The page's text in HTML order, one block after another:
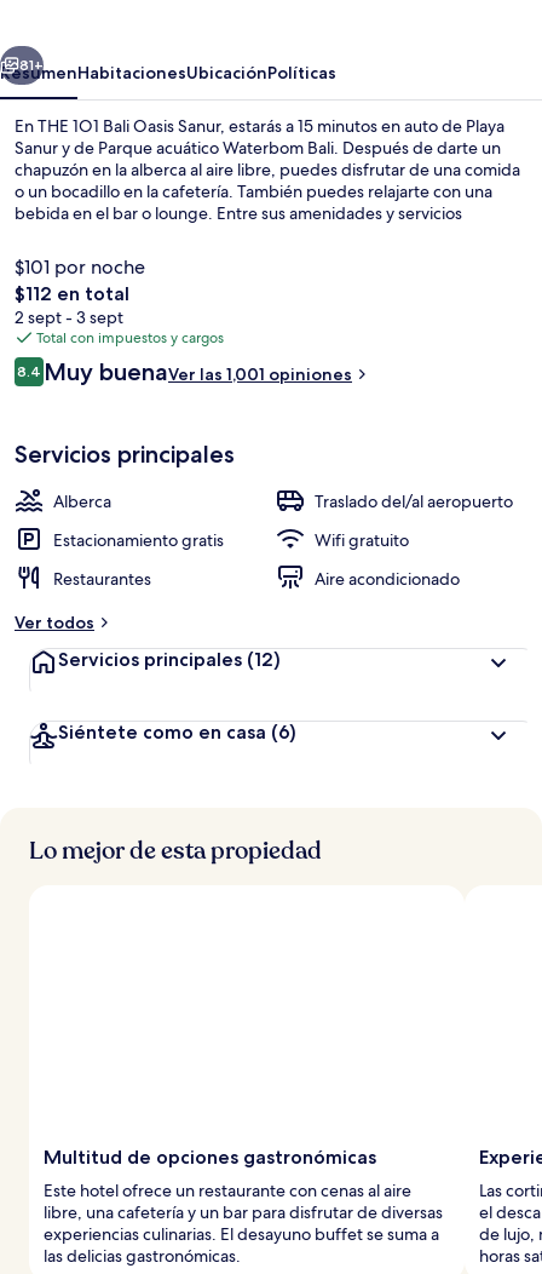
Sanur
Siguiente
81+
ResumenHabitacionesUbicaciónPolíticas
En THE 1O1 Bali Oasis Sanur, estarás a 15 minutos en auto de Playa
Sanur y de Parque acuático Waterbom Bali. Después de darte un
chapuzón en la alberca al aire libre, puedes disfrutar de una comida
o un bocadillo en la cafetería. También puedes relajarte con una
bebida en el bar o lounge. Entre sus amenidades y servicios
traslado desde/hacia la playa. Otros visitantes hablan maravillas de
las amenidades y características como el personal amable y la
ubicación.
$101 por noche
El
precio
total
es
de
$112 en total
2 sept - 3 sept
Total con impuestos y cargos
Opiniones
8.48.4 de 10,
Muy buenaVer las 1,001 opiniones
Servicios principales
Alberca
Traslado del/al aeropuerto
Estacionamiento gratis
Wifi gratuito
Restaurantes
Aire acondicionado
Ver todos
Servicios principales (12)
Siéntete como en casa (6)
Lo mejor de esta propiedad
Multitud de opciones gastronómicas
Este hotel ofrece un restaurante con cenas al aire
libre, una cafetería y un bar para disfrutar de diversas
experiencias culinarias. El desayuno buffet se suma a
las delicias gastronómicas.
Las
el
de lujo,
horas